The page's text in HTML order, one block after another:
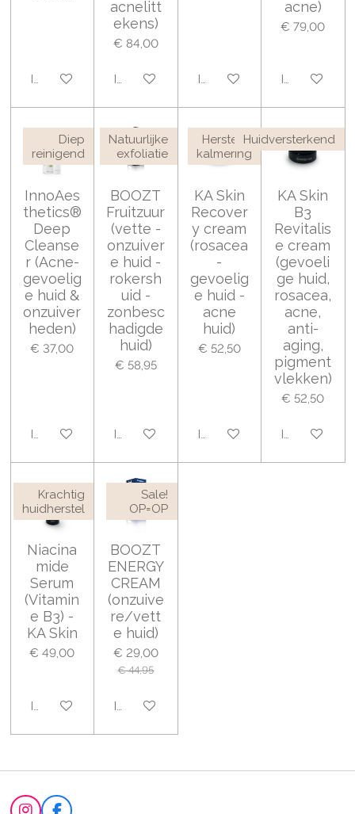
In winkelwagen
acnelitt
ekens)
€ 84,00
In winkelwagenIn winkelwagen
acne)
€ 79,00
In
Diep
reinigend
InnoAes
thetics®
Deep
Cleanse
r (Acne-
gevoelig
e huid &
onzuiver
heden)
€ 37,00
In winkelwagen
Natuurlijke
exfoliatie
BOOZT
Fruitzuur
(vette -
onzuiver
e huid -
rokersh
uid -
zonbesc
hadigde
huid)
€ 58,95
In winkelwagen
Herstel &
kalmering
KA Skin
Recover
y cream
(rosacea
-
gevoelig
e huid -
acne
huid)
€ 52,50
In winkelwagen
Huidversterkend
KA Skin
B3
Revitalis
e cream
(gevoeli
ge huid,
rosacea,
acne,
anti-
aging,
pigment
vlekken)
€ 52,50
In
Krachtig
huidherstel
Niacina
mide
Serum
(Vitamin
e B3) -
KA Skin
€ 49,00
In winkelwagen
Sale!
OP=OP
BOOZT
ENERGY
CREAM
(onzuive
re/vett
e huid)
€ 29,00
€ 44,95
In winkelwagen